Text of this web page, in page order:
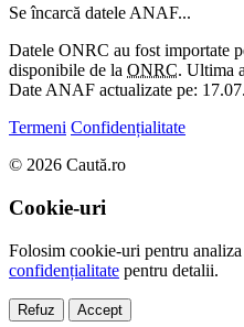
Se încarcă datele ANAF...
Datele ONRC au fost importate
disponibile de la ONRC. Ultima
Date ANAF actualizate pe:
Termeni Confidențialitate
© 2026 Caută.ro
Cookie-uri
Folosim cookie-uri pentru
confidențialitate pentru detalii.
Refuz Accept